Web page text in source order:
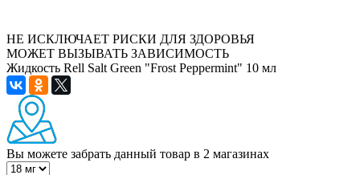
НЕ ИСКЛЮЧАЕТ РИСКИ ДЛЯ ЗДОРОВЬЯ
МОЖЕТ ВЫЗЫВАТЬ ЗАВИСИМОСТЬ
Жидкость Rell Salt Green "Frost Peppermint" 10 мл
Вы можете забрать данный товар в 2 магазинах